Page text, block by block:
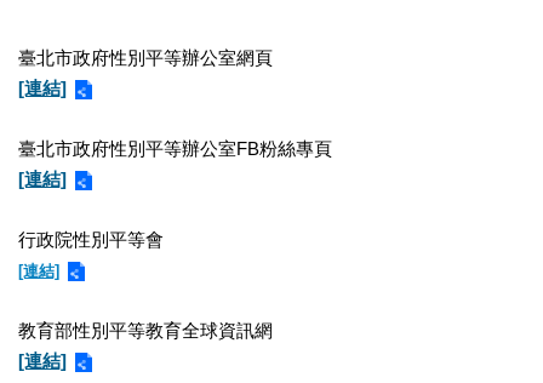
識
文
局
業
項
目
北
藝
臺北市政府性別平等辦公室網頁
[連結]
臺北市政府性別平等辦公室FB粉絲專頁
[連結]
行政院性別平等會
[連結]
教育部性別平等教育全球資訊網
[連結]